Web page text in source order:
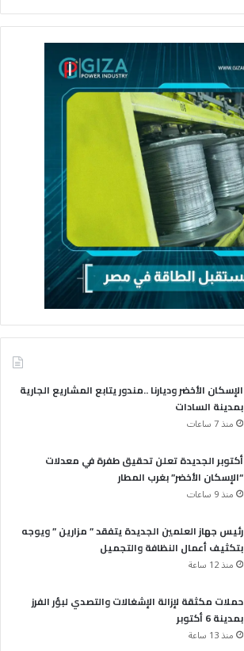
الإسكان الأخضر وديارنا ..مندور يتابع المشاريع الجارية
بمدينة السادات
منذ 7 ساعات
أكتوبر الجديدة تعلن تحقيق طفرة في معدلات
“الإسكان الأخضر” بغرب المطار
منذ 9 ساعات
رئيس جهاز العلمين الجديدة يتفقد ” مزارين ” ويوجه
بتكثيف أعمال النظافة والتجميل
منذ 12 ساعة
حملات مكثقة لإزالة الإشغالات والتصدي لبؤر الفرز
بمدينة 6 أكتوبر
منذ 13 ساعة